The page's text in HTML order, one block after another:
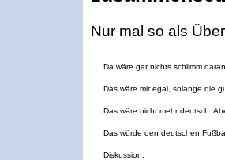
Nur mal so als
Da wäre gar nichts schlimm daran.
Das wäre mir egal, solange die
Das wäre nicht mehr deutsch.
Das würde den deutschen
Diskussion.